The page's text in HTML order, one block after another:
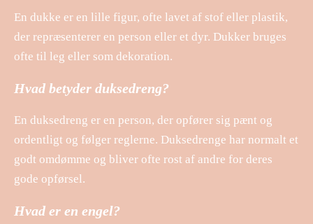
En dukke er en lille figur, ofte lavet af stof eller plastik,
der repræsenterer en person eller et dyr. Dukker bruges
ofte til leg eller som dekoration.
Hvad betyder duksedreng?
En duksedreng er en person, der opfører sig pænt og
ordentligt og følger reglerne. Duksedrenge har normalt et
godt omdømme og bliver ofte rost af andre for deres
gode opførsel.
Hvad er en engel?